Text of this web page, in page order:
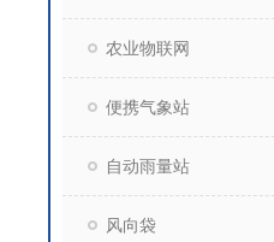
农业物联网
便携气象站
自动雨量站
风向袋